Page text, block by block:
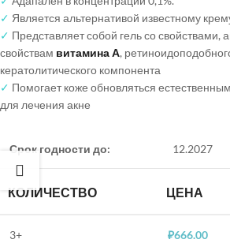
✓ Является альтернативой известному
✓ Представляет собой гель со свойствами,
свойствам витамина А,
кератолитического компонента
✓ Помогает коже обновляться
для лечения акне
Срок годности до: 12.2027
КОЛИЧЕСТВО ЦЕНА
3+ ₽666.00